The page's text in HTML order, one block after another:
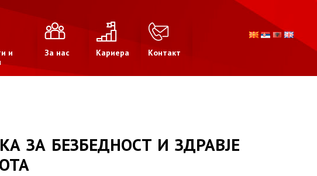
и
За нас Кариера Контакт
ЗА БЕЗБЕДНОСТ И ЗДРАВЈЕ